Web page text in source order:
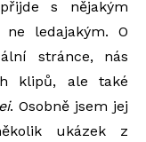
s nějakým
ledajakým. O
stránce, nás
klipů, ale také
. Osobně jsem jej
ukázek z